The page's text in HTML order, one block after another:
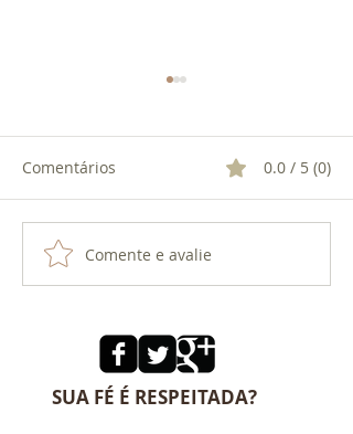
O TRIDENTE DE EXU
Comentários 0.0 / 5 (0)
Comente e avalie
SUA FÉ É RESPEITADA?